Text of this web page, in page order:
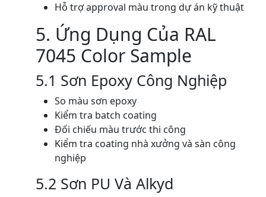
Hỗ trợ approval màu trong dự án kỹ thuật
5. Ứng Dụng Của RAL
7045 Color Sample
5.1 Sơn Epoxy Công Nghiệp
So màu sơn epoxy
Kiểm tra batch coating
Đối chiếu màu trước thi công
Kiểm tra coating nhà xưởng và sàn công
nghiệp
5.2 Sơn PU Và Alkyd